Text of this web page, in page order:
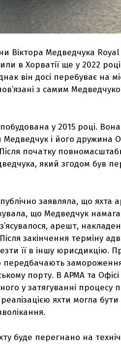
Віктора Медведчука
в Хорватії ще у 2022
він досі перебуває на
з самим
у 2015 році.
Медведчук і його дружина
початку
який згодом був
заявляла, що яхта
що Медведчук
арешт,
закінчення терміну
її в іншу юрисдикцію.
замороження
порту. В АРМА та
у затягуванні процесу
яхти могла бути
буде перегнано на